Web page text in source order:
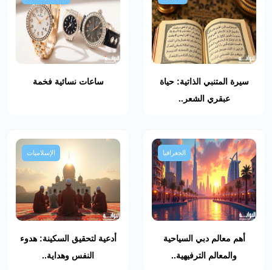
سيرة المتنبي الذاتية: حياة
عبقري الشعر..
ساعات نسائية فخمة
الجغرافيا
أهم معالم دبي السياحية
والمعالم الترفيهية..
الإسلاميات
أدعية لتحقيق السكينة: هدوء
النفس وهداية..